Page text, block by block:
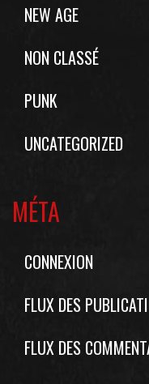
NEW AGE
NON CLASSÉ
PUNK
UNCATEGORIZED
MÉTA
CONNEXION
FLUX DES
FLUX DES